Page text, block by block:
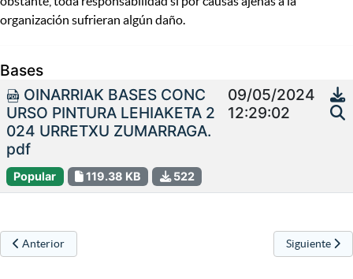
organización sufrieran algún daño.
Bases
OINARRIAK BASES CONC
URSO PINTURA LEHIAKETA 2
024 URRETXU ZUMARRAGA.
pdf
Popular 119.38 KB 522
09/05/2024
12:29:02
Artículo anterior: XXXVI Premios florales de Urretxu y Zumarraga
Anterior Artículo
Siguiente